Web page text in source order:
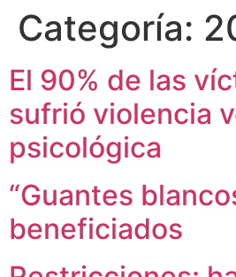
Categoría:
El 90% de las
sufrió violencia
psicológica
“Guantes
beneficiados